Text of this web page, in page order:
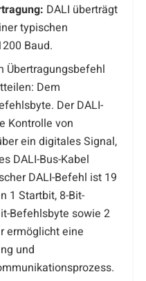
DALI überträgt
typischen
Baud.
Übertragungsbefehl
Dem
Der DALI-
Kontrolle von
ein digitales Signal,
DALI-Bus-Kabel
DALI-Befehl ist 19
1 Startbit, 8-Bit-
Befehlsbyte sowie 2
ermöglicht eine
und